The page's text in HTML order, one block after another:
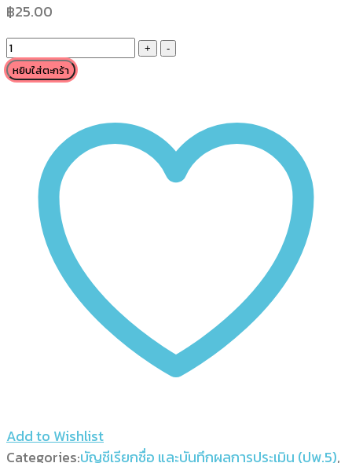
฿25.00
ปพ.5
บัญชี
เรียก
ประเมิน
(รายวิชา)
quantity
หยิบใส่ตะกร้า
Add to Wishlist
Categories:บัญชีเรียกชื่อ และบันทึกผลการประเมิน (ปพ.5),